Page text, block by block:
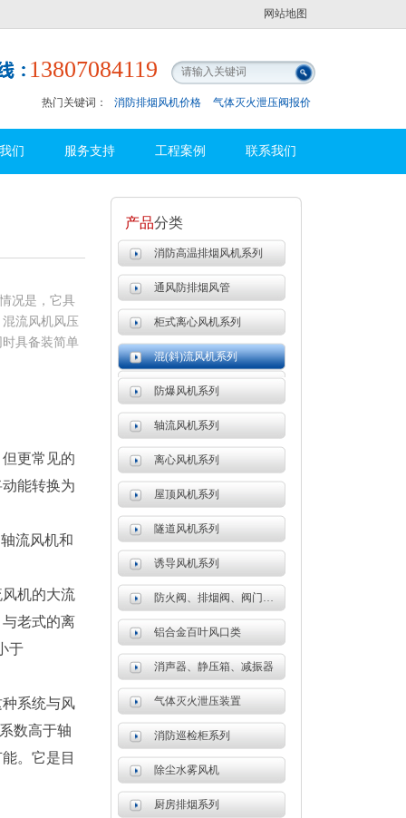
网站地图
13807084119
热门关键词： 消防排烟风机价格 气体灭火泄压阀报价
们 服务支持 工程案例 联系我们
况是，它具
流风机风压
具备装简单
更常见的
能转换为
流风机和
机的大流
老式的离
于
系统与风
数高于轴
。它是目
产品分类
消防高温排烟风机系列
通风防排烟风管
柜式离心风机系列
混(斜)流风机系列
防爆风机系列
轴流风机系列
离心风机系列
屋顶风机系列
隧道风机系列
诱导风机系列
防火阀、排烟阀、阀门系列
铝合金百叶风口类
消声器、静压箱、减振器
气体灭火泄压装置
消防巡检柜系列
除尘水雾风机
厨房排烟系列